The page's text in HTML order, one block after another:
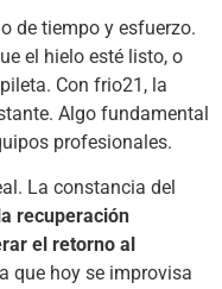
de tiempo y esfuerzo.
el hielo esté listo, o
Con frio21, la
Algo fundamental
profesionales.
La constancia del
recuperación
el retorno al
que hoy se improvisa